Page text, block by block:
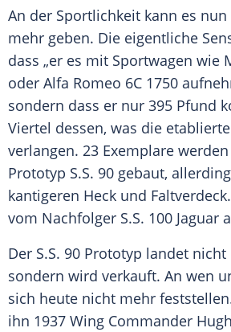
An der Sportlichkeit kann es
mehr geben. Die eigentliche
dass „er es mit Sportwagen wie
oder Alfa Romeo 6C 1750
sondern dass er nur 395 Pfund
Viertel dessen, was die
verlangen. 23 Exemplare
Prototyp S.S. 90 gebaut,
kantigeren Heck und
vom Nachfolger S.S. 100 Jaguar
Der S.S. 90 Prototyp landet nicht
sondern wird verkauft. An wen
sich heute nicht mehr
ihn 1937 Wing Commander